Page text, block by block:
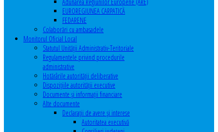
EUROREGIUNEA CARPATICĂ
FEDARENE
Colaborări cu ambasadele
Monitorul Oficial Local
Statutul Unităţii Administrativ-Teritoriale
Regulamentele privind procedurile
administrative
Hotărârile autorităţii deliberative
Dispoziţiile autorităţii executive
Documente şi informaţii financiare
Alte documente
Declaraţii de avere şi interese
Autoritatea executivă